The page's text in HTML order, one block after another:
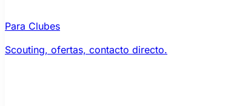
Para Clubes
Scouting, ofertas, contacto directo.